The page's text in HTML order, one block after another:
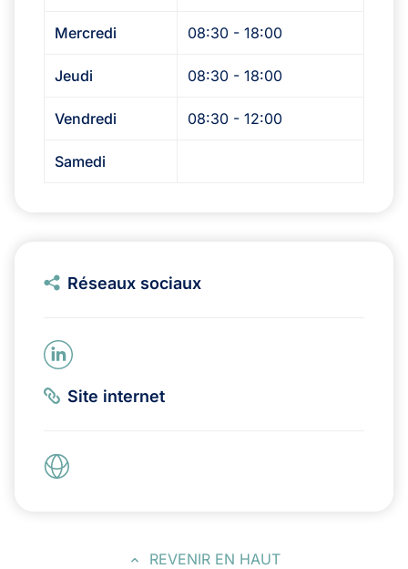
Mercredi 08:30 - 18:00
Jeudi 08:30 - 18:00
Vendredi 08:30 - 12:00
Samedi
Réseaux sociaux
Site internet
REVENIR EN HAUT